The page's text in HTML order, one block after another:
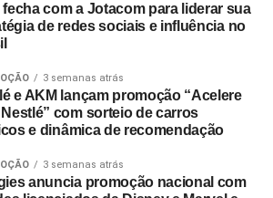
trajetória com a crença de que
vale a pena sem conteúdo e
relevante sem gerar impacto real no
Durante esta década, nunca
e entendemos que
é um motor de crescimento direto.
traduzimos hoje como Business
Paulo Farnese, CEO da EAÍ?!.
é celebrar esta história com o
fecha com a Jotacom para liderar sua
de redes sociais e influência no
3 semanas atrás
e AKM lançam promoção “Acelere
com sorteio de carros
e dinâmica de recomendação
3 semanas atrás
anuncia promoção nacional com